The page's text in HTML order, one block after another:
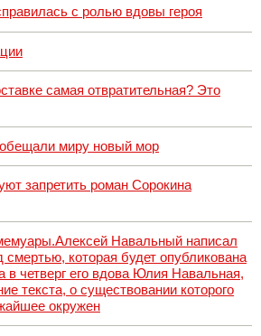
с ролью вдовы героя
самая отвратительная? Это
миру новый мор
запретить роман Сорокина
Навальный написал
которая будет опубликована
в четверг его вдова Юлия Навальная,
текста, о существовании которого
окружен